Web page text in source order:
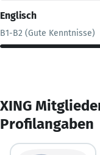
Englisch
B1-B2 (Gute Kenntnisse)
XING
Profilangaben